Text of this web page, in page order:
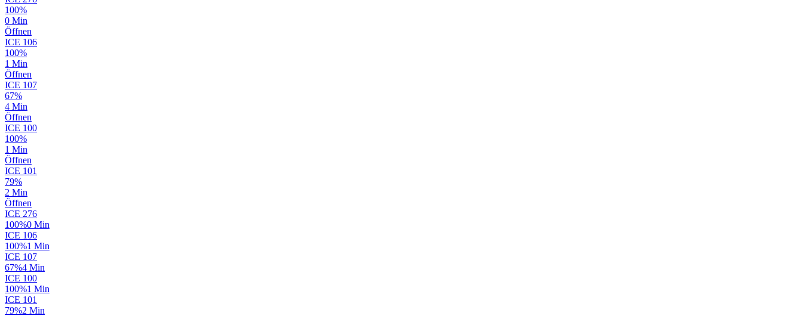
100%
0 Min
Öffnen
ICE 106
100%
1 Min
Öffnen
ICE 107
67%
4 Min
Öffnen
ICE 100
100%
1 Min
Öffnen
ICE 101
79%
2 Min
Öffnen
ICE 276
100%0 Min
ICE 106
100%1 Min
ICE 107
67%4 Min
ICE 100
100%1 Min
ICE 101
79%2 Min